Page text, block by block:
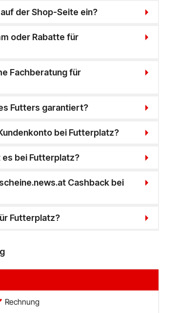
der Shop-Seite ein?
oder Rabatte für
Fachberatung für
Futters garantiert?
bei Futterplatz?
bei Futterplatz?
Cashback bei
Futterplatz?
Rechnung